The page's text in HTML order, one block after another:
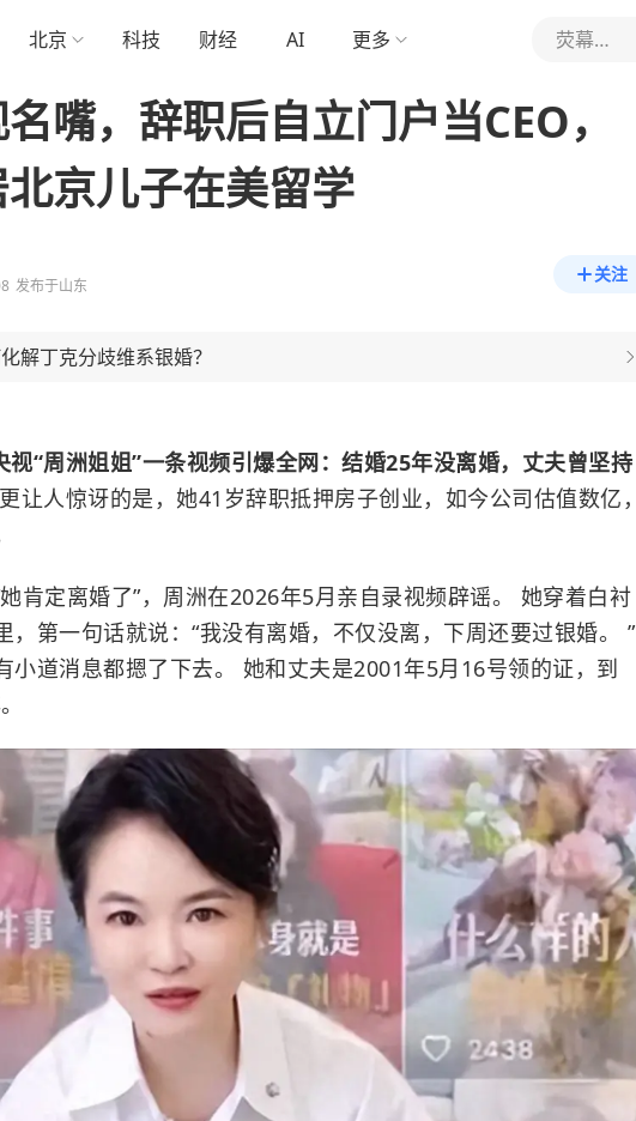
北京 科技 财经 AI 更多 荧幕细节控
嘴，辞职后自立门户当CEO，
京儿子在美留学
发布于山东
关注
解丁克分歧维系银婚？
视“周洲姐姐”一条视频引爆全网：结婚25年没离婚，丈夫曾坚持
更让人惊讶的是，她41岁辞职抵押房子创业，如今公司估值数亿，
肯定离婚了”，周洲在2026年5月亲自录视频辟谣。 她穿着白衬
，第一句话就说：“我没有离婚，不仅没离，下周还要过银婚。 ”
小道消息都摁了下去。 她和丈夫是2001年5月16号领的证，到